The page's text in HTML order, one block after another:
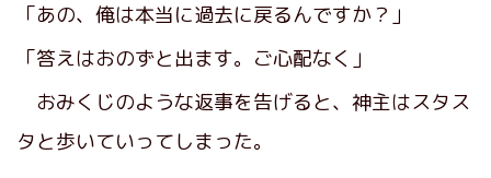
「あの、俺は本当に過去に戻るんですか？」
「答えはおのずと出ます。ご心配なく」
おみくじのような返事を告げると、神主はスタス
タと歩いていってしまった。